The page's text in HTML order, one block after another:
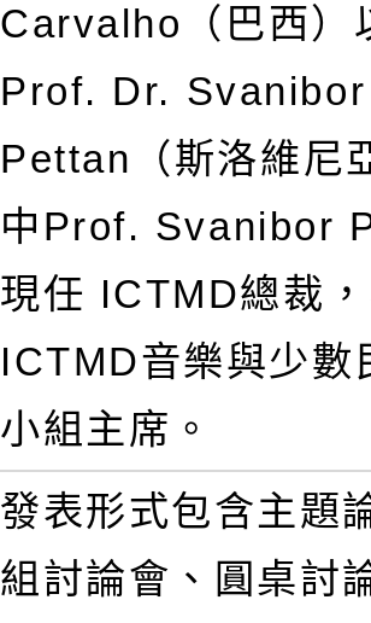
Carvalho（巴西）
Prof. Dr.
Pettan（斯洛維尼
中Prof. Svanibor
現任 ICTMD總裁
ICTMD音樂與少數
小組主席。
發表形式包含主題
組討論會、圓桌討